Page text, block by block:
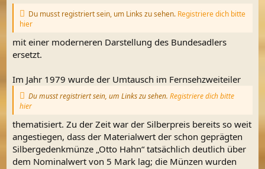
Du musst registriert sein, um Links zu sehen. Registriere dich bitte
hier
mit einer moderneren Darstellung des Bundesadlers
ersetzt.
Im Jahr 1979 wurde der Umtausch im Fernsehzweiteiler
Du musst registriert sein, um Links zu sehen.Registriere dich bitte
hier
thematisiert. Zu der Zeit war der Silberpreis bereits so weit
angestiegen, dass der Materialwert der schon geprägten
Silbergedenkmünze „Otto Hahn“ tatsächlich deutlich über
dem Nominalwert von 5 Mark lag; die Münzen wurden